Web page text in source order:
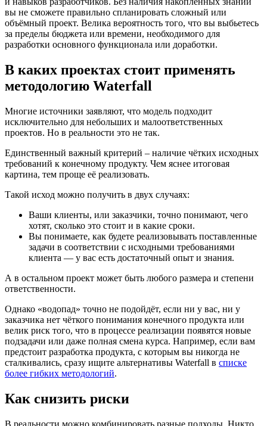
вы не сможете правильно спланировать сложный или
объёмный проект. Велика вероятность того, что вы выбьетесь
за пределы бюджета или времени, необходимого для
разработки основного функционала или доработки.
В каких проектах стоит применять
методологию Waterfall
Многие источники заявляют, что модель подходит
исключительно для небольших и малоответственных
проектов. Но в реальности это не так.
Единственный важный критерий – наличие чётких исходных
требований к конечному продукту. Чем яснее итоговая
картина, тем проще её реализовать.
Такой исход можно получить в двух случаях:
Ваши клиенты, или заказчики, точно понимают, чего
хотят, сколько это стоит и в какие сроки.
Вы понимаете, как будете реализовывать поставленные
задачи в соответствии с исходными требованиями
клиента — у вас есть достаточный опыт и знания.
А в остальном проект может быть любого размера и степени
ответственности.
Однако «водопад» точно не подойдёт, если ни у вас, ни у
заказчика нет чёткого понимания конечного продукта или
велик риск того, что в процессе реализации появятся новые
подзадачи или даже полная смена курса. Например, если вам
предстоит разработка продукта, с которым вы никогда не
сталкивались, сразу ищите альтернативы Waterfall в списке
более гибких методологий.
Как снизить риски
В реальности можно комбинировать разные подходы. Никто